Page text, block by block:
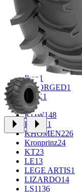
CROSS_STREET
Eurodisk
FF
33
FR REPLICA1
GR 34
Grizzly3
iFree
965
iFree Original49
Ikon1
INFORGED1
K&K1
K72
KDW148
Keskin 1
KHOMEN226
Kronprinz24
KT23
LE13
LEGE ARTIS1
LIZARDO14
LS1136